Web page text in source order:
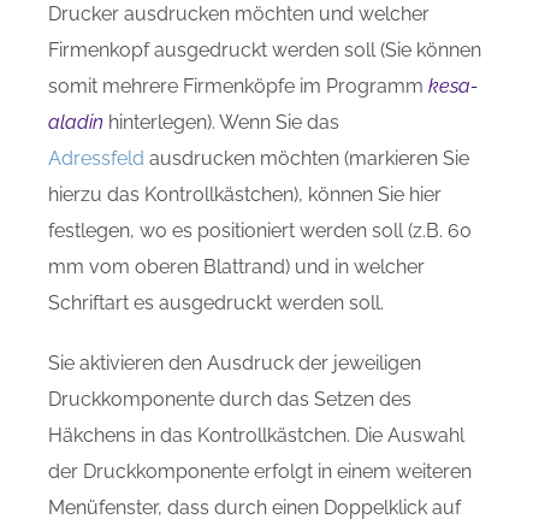
Drucker ausdrucken möchten und welcher
Firmenkopf ausgedruckt werden soll (Sie können
somit mehrere Firmenköpfe im Programm kesa-
aladin hinterlegen). Wenn Sie das
Adressfeld ausdrucken möchten (markieren Sie
hierzu das Kontrollkästchen), können Sie hier
festlegen, wo es positioniert werden soll (z.B. 60
mm vom oberen Blattrand) und in welcher
Schriftart es ausgedruckt werden soll.
Sie aktivieren den Ausdruck der jeweiligen
Druckkomponente durch das Setzen des
Häkchens in das Kontrollkästchen. Die Auswahl
der Druckkomponente erfolgt in einem weiteren
Menüfenster, dass durch einen Doppelklick auf